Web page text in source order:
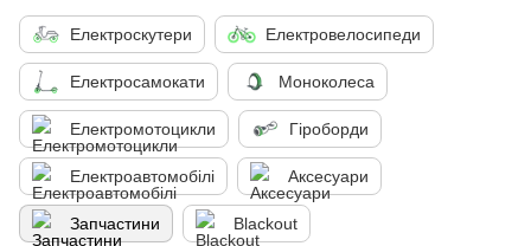
Електроскутери Електровелосипеди
Електросамокати Моноколеса
Електромотоцикли Гіроборди
Електроавтомобілі Аксесуари
Запчастини Blackout